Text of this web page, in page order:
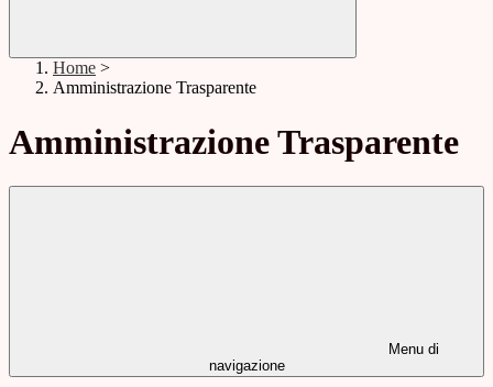
Home >
Amministrazione Trasparente
Amministrazione Trasparente
Menu di
navigazione